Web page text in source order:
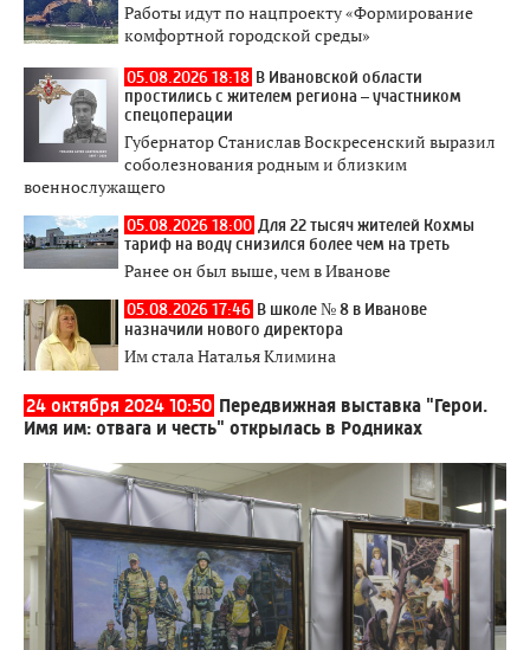
Работы идут по нацпроекту «Формирование
комфортной городской среды»
05.08.2026 18:18 В Ивановской области
простились с жителем региона – участником
спецоперации
Губернатор Станислав Воскресенский выразил
соболезнования родным и близким
военнослужащего
05.08.2026 18:00 Для 22 тысяч жителей Кохмы
тариф на воду снизился более чем на треть
Ранее он был выше, чем в Иванове
05.08.2026 17:46 В школе № 8 в Иванове
назначили нового директора
Им стала Наталья Климина
24 октября 2024 10:50 Передвижная выставка "Герои.
Имя им: отвага и честь" открылась в Родниках